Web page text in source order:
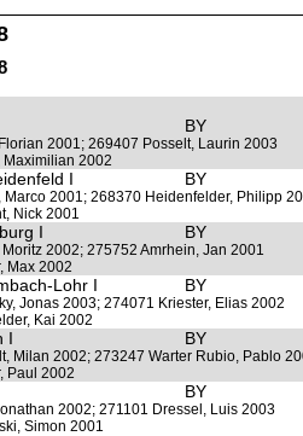
BY
2001; 269407 Posselt, Laurin 2003
2002
I BY
Marco 2001; 268370 Heidenfelder, Philipp
Nick 2001
I BY
2002; 275752 Amrhein, Jan 2001
Max 2002
Lohr I BY
Jonas 2003; 274071 Kriester, Elias 2002
Kai 2002
I BY
Milan 2002; 273247 Warter Rubio, Pablo
Paul 2002
BY
2002; 271101 Dressel, Luis 2003
Simon 2001